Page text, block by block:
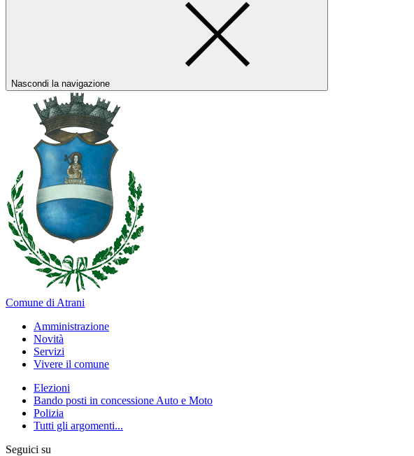
Nascondi la navigazione
Comune di Atrani
Amministrazione
Novità
Servizi
Vivere il comune
Elezioni
Bando posti in concessione Auto e Moto
Polizia
Tutti gli argomenti...
Seguici su